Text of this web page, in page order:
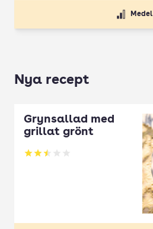
Medel
Nya recept
Grynsallad med
grillat grönt
Betyg: 2.5 av 5